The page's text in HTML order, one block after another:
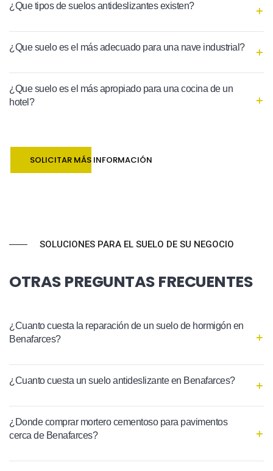
¿Que tipos de suelos antideslizantes existen?
¿Que suelo es el más adecuado para una nave industrial?
¿Que suelo es el más apropiado para una cocina de un
hotel?
SOLICITAR MÁS INFORMACIÓN
SOLUCIONES PARA EL SUELO DE SU NEGOCIO
OTRAS PREGUNTAS FRECUENTES
¿Cuanto cuesta la reparación de un suelo de hormigón en
Benafarces?
¿Cuanto cuesta un suelo antideslizante en Benafarces?
¿Donde comprar mortero cementoso para pavimentos
cerca de Benafarces?